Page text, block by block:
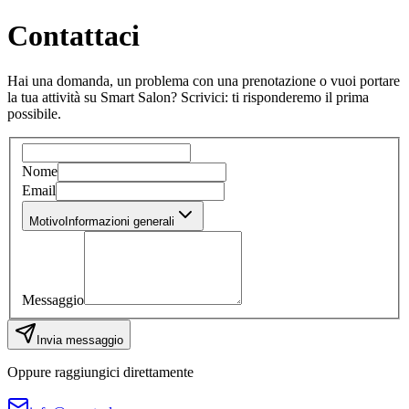
Contattaci
Hai una domanda, un problema con una prenotazione o vuoi portare
la tua attività su Smart Salon? Scrivici: ti risponderemo il prima
possibile.
Nome
Email
Motivo Informazioni generali
Messaggio
Invia messaggio
Oppure raggiungici direttamente